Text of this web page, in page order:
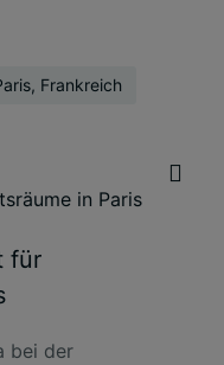
Paris, Frankreich
für
bei der